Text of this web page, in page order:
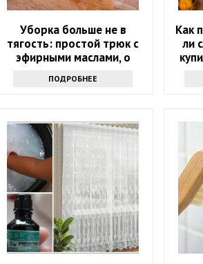
Уборка больше не в
тягость: простой трюк с
эфирными маслами, о
ПОДРОБНЕЕ
Как
ли